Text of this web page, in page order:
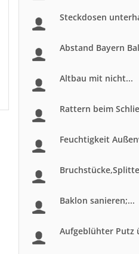
Steckdosen
Abstand Bayern
Altbau mit nicht...
Rattern beim
Feuchtigkeit
Baklon sanieren;...
Aufgeblühter Putz